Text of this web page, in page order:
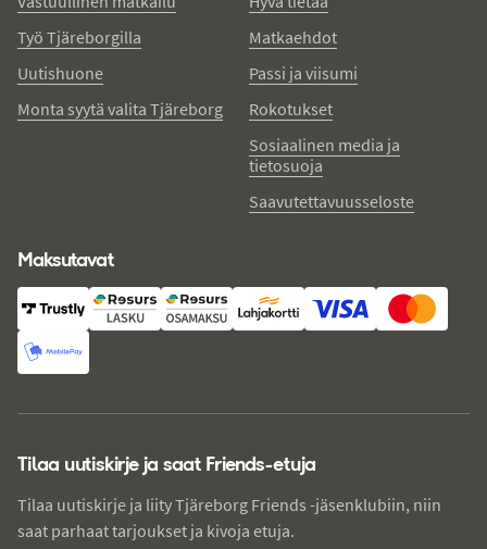
Työ Tjäreborgilla
Uutishuone
Monta syytä valita Tjäreborg
Matkaehdot
Passi ja viisumi
Rokotukset
Sosiaalinen media ja
tietosuoja
Saavutettavuusseloste
Maksutavat
Tilaa uutiskirje ja saat Friends-etuja
Tilaa uutiskirje ja liity Tjäreborg Friends -jäsenklubiin, niin
saat parhaat tarjoukset ja kivoja etuja.